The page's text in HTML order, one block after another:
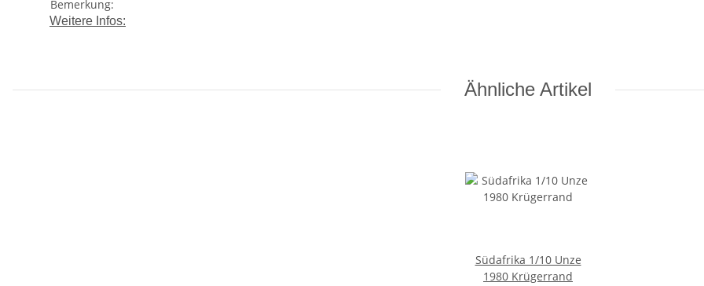
Bemerkung:
Weitere Infos:
Ähnliche Artikel
Südafrika 1/10 Unze
1980 Krügerrand